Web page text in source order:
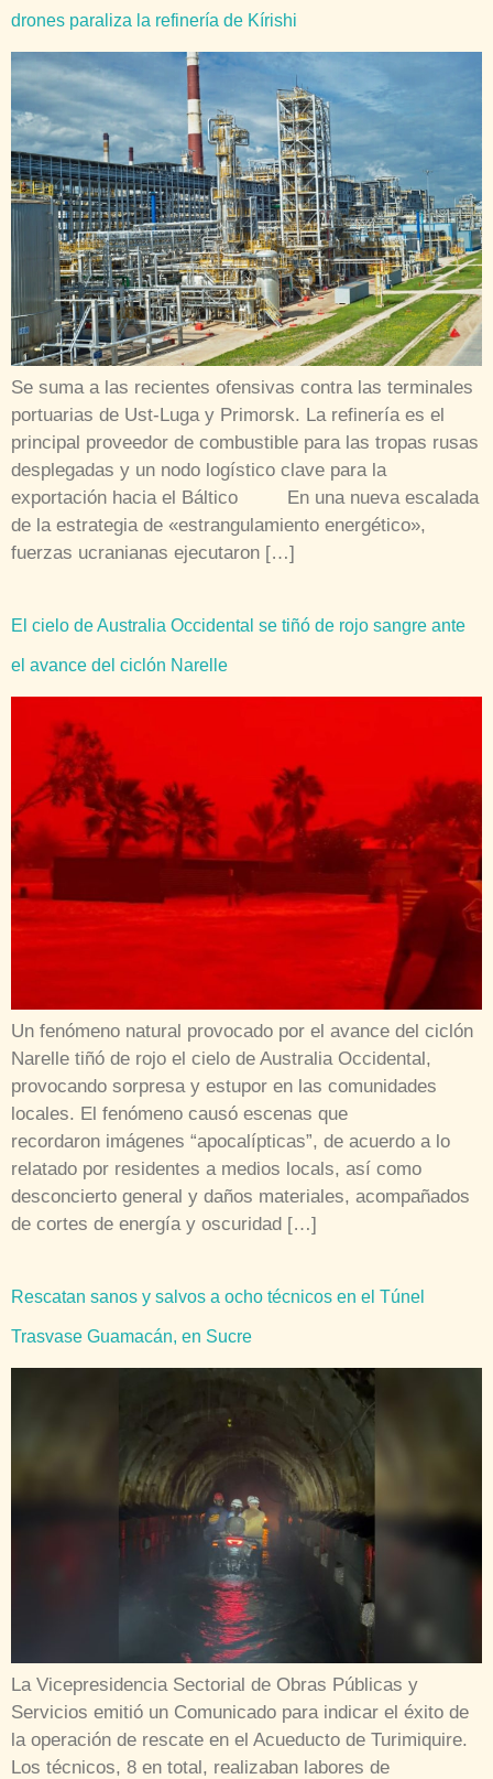
drones paraliza la refinería de Kírishi
Se suma a las recientes ofensivas contra las terminales
portuarias de Ust-Luga y Primorsk. La refinería es el
principal proveedor de combustible para las tropas rusas
desplegadas y un nodo logístico clave para la
exportación hacia el Báltico En una nueva escalada
de la estrategia de «estrangulamiento energético»,
fuerzas ucranianas ejecutaron […]
El cielo de Australia Occidental se tiñó de rojo sangre ante
el avance del ciclón Narelle
Un fenómeno natural provocado por el avance del ciclón
Narelle tiñó de rojo el cielo de Australia Occidental,
provocando sorpresa y estupor en las comunidades
locales. El fenómeno causó escenas que
recordaron imágenes “apocalípticas”, de acuerdo a lo
relatado por residentes a medios locals, así como
desconcierto general y daños materiales, acompañados
de cortes de energía y oscuridad […]
Rescatan sanos y salvos a ocho técnicos en el Túnel
Trasvase Guamacán, en Sucre
La Vicepresidencia Sectorial de Obras Públicas y
Servicios emitió un Comunicado para indicar el éxito de
la operación de rescate en el Acueducto de Turimiquire.
Los técnicos, 8 en total, realizaban labores de